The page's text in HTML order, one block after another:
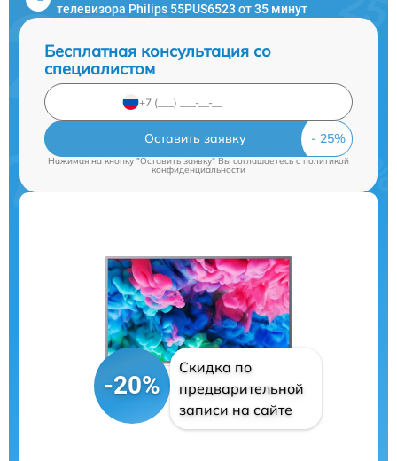
телевизора Philips 55PUS6523 от 35 минут
Бесплатная консультация со
специалистом
Оставить заявку
Нажимая на кнопку "Оставить заявку" Вы соглашаетесь c политикой
конфиденциальности
-20%
Скидка по
предварительной
записи на сайте